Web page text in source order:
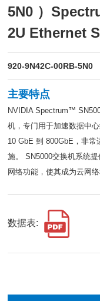
5N0 ）
2U Ethernet
920-9N42C-00RB-5N0
主要特点
NVIDIA Spectrum™
机，专门用于加速数据中
10 GbE 到 800GbE，非
施。 SN5000交换机系统
网络功能，使其成为云网
数据表: